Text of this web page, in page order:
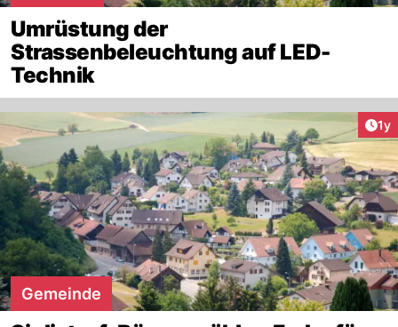
Umrüstung der
Strassenbeleuchtung auf LED-
Technik
1y
Gemeinde